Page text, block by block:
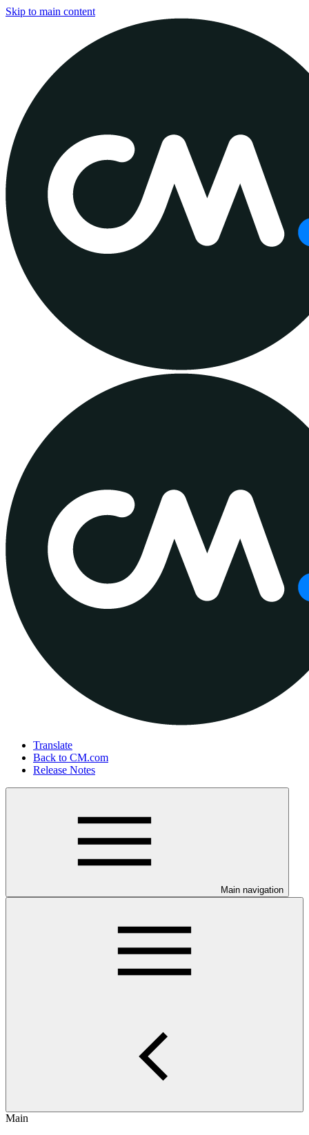
Skip to main content
Translate
Back to CM.com
Release Notes
Main navigation
Main